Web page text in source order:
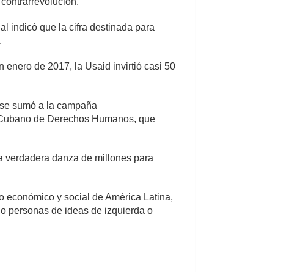
indicó que la cifra destinada para
enero de 2017, la Usaid invirtió casi 50
sumó a la campaña
de Derechos Humanos, que
verdadera danza de millones para
económico y social de América Latina,
personas de ideas de izquierda o